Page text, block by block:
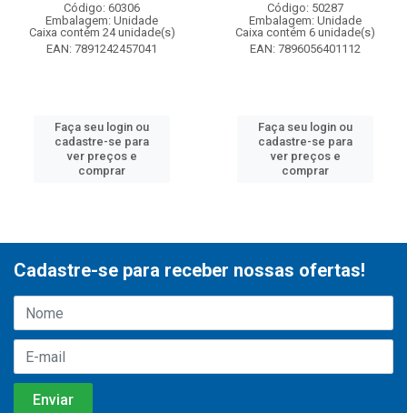
Código: 60306
Embalagem: Unidade
Caixa contém 24 unidade(s)
EAN: 7891242457041
Faça seu login ou
cadastre-se para
ver preços e
comprar
Código: 50287
Embalagem: Unidade
Caixa contém 6 unidade(s)
EAN: 7896056401112
Faça seu login ou
cadastre-se para
ver preços e
comprar
Cadastre-se para receber nossas ofertas!